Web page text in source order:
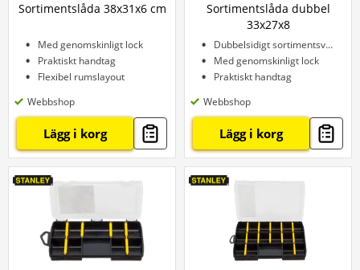
Sortimentslåda 38x31x6 cm
Med genomskinligt lock
Praktiskt handtag
Flexibel rumslayout
Webbshop
Lägg i korg
Sortimentslåda dubbel
33x27x8
Dubbelsidigt sortimentsväska
Med genomskinligt lock
Praktiskt handtag
Webbshop
Lägg i korg